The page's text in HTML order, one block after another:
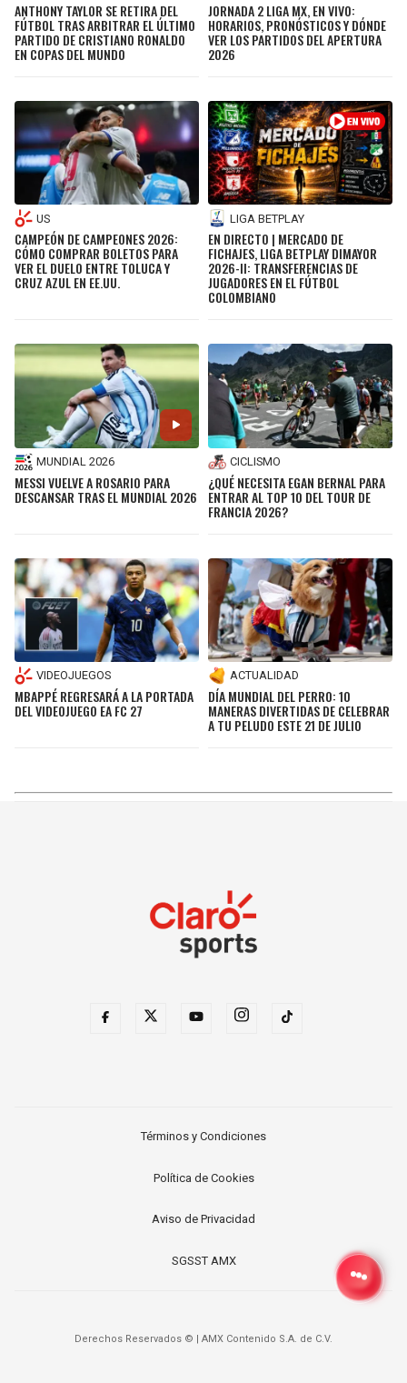
ANTHONY TAYLOR SE RETIRA DEL
FÚTBOL TRAS ARBITRAR EL ÚLTIMO
PARTIDO DE CRISTIANO RONALDO
EN COPAS DEL MUNDO
JORNADA 2 LIGA MX, EN VIVO:
HORARIOS, PRONÓSTICOS Y DÓNDE
VER LOS PARTIDOS DEL APERTURA
2026
US
CAMPEÓN DE CAMPEONES 2026:
CÓMO COMPRAR BOLETOS PARA
VER EL DUELO ENTRE TOLUCA Y
CRUZ AZUL EN EE.UU.
LIGA BETPLAY
EN DIRECTO | MERCADO DE
FICHAJES, LIGA BETPLAY DIMAYOR
2026-II: TRANSFERENCIAS DE
JUGADORES EN EL FÚTBOL
COLOMBIANO
MUNDIAL 2026
MESSI VUELVE A ROSARIO PARA
DESCANSAR TRAS EL MUNDIAL 2026
CICLISMO
¿QUÉ NECESITA EGAN BERNAL PARA
ENTRAR AL TOP 10 DEL TOUR DE
FRANCIA 2026?
VIDEOJUEGOS
MBAPPÉ REGRESARÁ A LA PORTADA
DEL VIDEOJUEGO EA FC 27
ACTUALIDAD
DÍA MUNDIAL DEL PERRO: 10
MANERAS DIVERTIDAS DE CELEBRAR
A TU PELUDO ESTE 21 DE JULIO
Términos y Condiciones
Política de Cookies
Aviso de Privacidad
SGSST AMX
Derechos Reservados © AMX Contenido S.A. de C.V.